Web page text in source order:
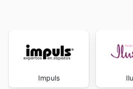
Impuls